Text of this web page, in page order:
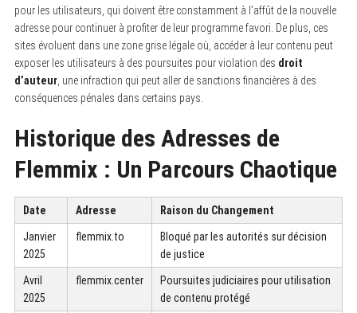
pour les utilisateurs, qui doivent être constamment à l’affût de la nouvelle
adresse pour continuer à profiter de leur programme favori. De plus, ces
sites évoluent dans une zone grise légale où, accéder à leur contenu peut
exposer les utilisateurs à des poursuites pour violation des droit
d’auteur, une infraction qui peut aller de sanctions financières à des
conséquences pénales dans certains pays.
Historique des Adresses de
Flemmix : Un Parcours Chaotique
Date Adresse Raison du Changement
Janvier
2025
flemmix.to
Bloqué par les autorités sur décision
de justice
Avril
2025
flemmix.center
Poursuites judiciaires pour utilisation
de contenu protégé